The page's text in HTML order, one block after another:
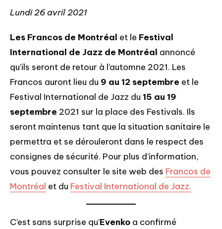
Lundi 26 avril 2021
Les Francos de Montréal et le Festival
International de Jazz de Montréal annoncé
qu’ils seront de retour à l’automne 2021. Les
Francos auront lieu du 9 au 12 septembre et le
Festival International de Jazz du 15 au 19
septembre 2021 sur la place des Festivals. Ils
seront maintenus tant que la situation sanitaire le
permettra et se dérouleront dans le respect des
consignes de sécurité. Pour plus d’information,
vous pouvez consulter le site web des Francos de
Montréal et du Festival International de Jazz.
C’est sans surprise qu’Evenko a confirmé